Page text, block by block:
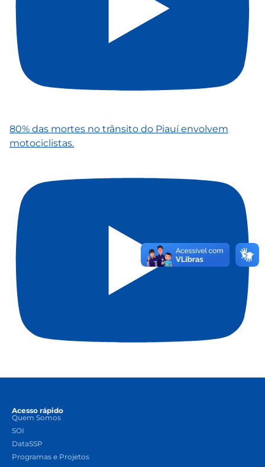
80% das mortes no trânsito do Piauí envolvem
motociclistas.
Acesso rápido
Quem Somos
SOI
DataSSP
Programas e Projetos